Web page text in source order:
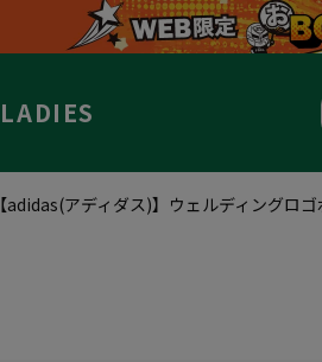
LADIES
【adidas(アディダス)】ウェルディングロ